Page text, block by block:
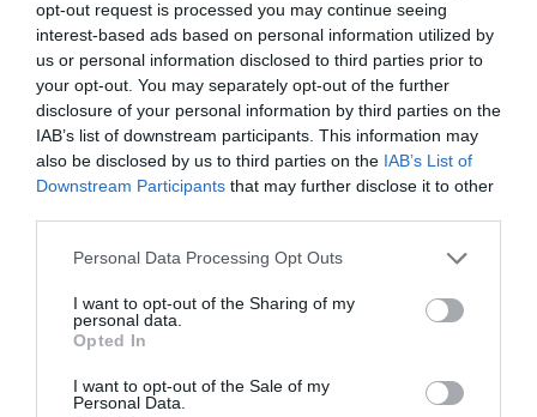
opt-out request is processed you may continue seeing
interest-based ads based on personal information utilized by
us or personal information disclosed to third parties prior to
your opt-out. You may separately opt-out of the further
disclosure of your personal information by third parties on the
IAB’s list of downstream participants. This information may
also be disclosed by us to third parties on the IAB’s List of
Downstream Participants that may further disclose it to other
Please note that this website/app uses one or more Google
not limited to your visit or usage behaviour. You may click to
grant or deny consent to Google and its third-party tags to
use your data for below specified purposes in below Google
consent section.
Personal Data Processing Opt Outs
I want to opt-out of the Sharing of my
personal data.
Opted In
I want to opt-out of the Sale of my
Personal Data.
ΕΥΡΩΠΑΪΚΗ ΕΠΙΤΡΟΠΗ
Το Ευρωκοινοβούλιο ψηφίζει
Πιστοποιητικό Covid